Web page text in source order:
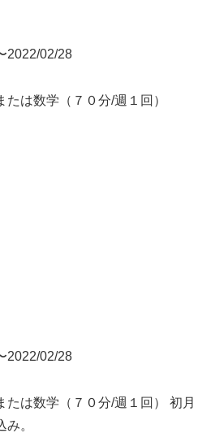
2022/02/28
は数学（７０分/週１回）
2022/02/28
たは数学（７０分/週１回） 初月
。